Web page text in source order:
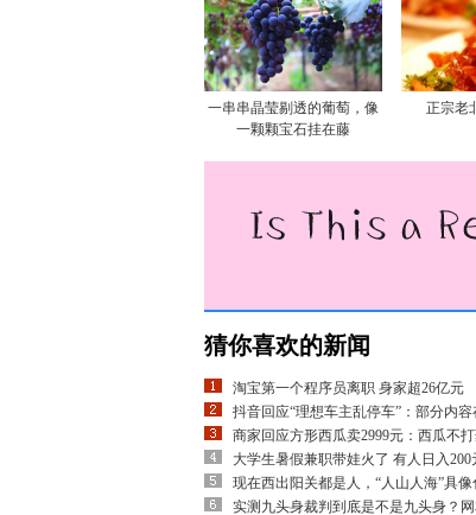
一串串晶莹剔透的葡萄，像
一颗颗宝石挂在藤
正宗老
猜你喜欢的新闻
淘宝第一个程序员离职 身家超26亿元
抖音回应“理想车主乱停车”：部分内
商家回应方形西瓜卖2999元：西瓜不
大学生暑假兼职带娃火了 有人日入200
现在西出阳关都是人，“人山人海”具像
实测九头身裁判到底是不是九头身？